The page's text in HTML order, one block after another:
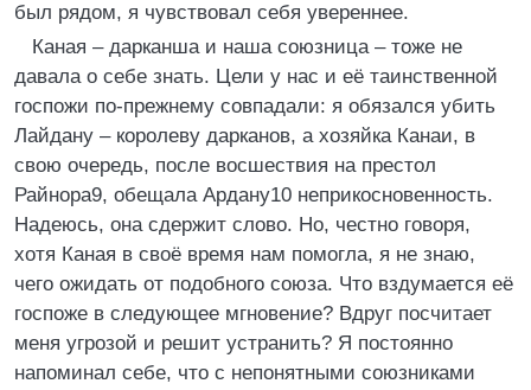
был рядом, я чувствовал себя увереннее.
Каная – дарканша и наша союзница – тоже не
давала о себе знать. Цели у нас и её таинственной
госпожи по-прежнему совпадали: я обязался убить
Лайдану – королеву дарканов, а хозяйка Канаи, в
свою очередь, после восшествия на престол
Райнора9, обещала Ардану10 неприкосновенность.
Надеюсь, она сдержит слово. Но, честно говоря,
хотя Каная в своё время нам помогла, я не знаю,
чего ожидать от подобного союза. Что вздумается её
госпоже в следующее мгновение? Вдруг посчитает
меня угрозой и решит устранить? Я постоянно
напоминал себе, что с непонятными союзниками